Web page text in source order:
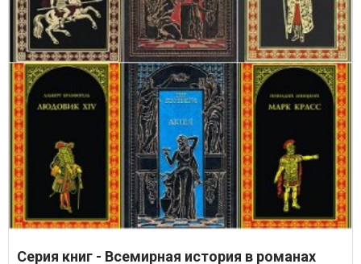
Серия книг - Всемирная история в романах